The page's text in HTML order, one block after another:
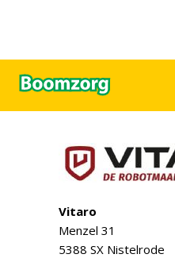
Vitaro
Menzel 31
5388 SX Nistelrode